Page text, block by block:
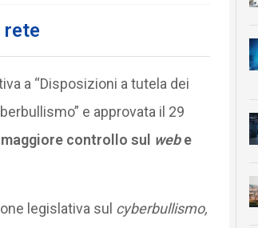
rete
a “Disposizioni a tutela dei
e approvata il 29
maggiore controllo sul webe
legislativa sul cyberbullismo,